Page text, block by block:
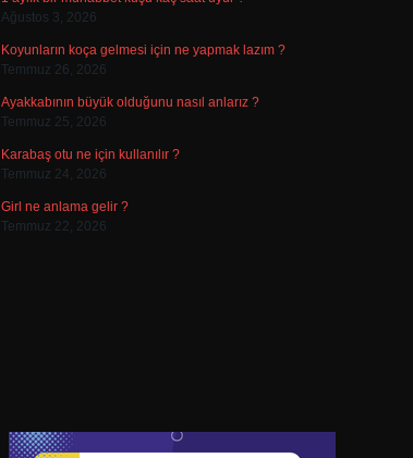
Ağustos 3, 2026
Koyunların koça gelmesi için ne yapmak lazım ?
Temmuz 26, 2026
Ayakkabının büyük olduğunu nasıl anlarız ?
Temmuz 25, 2026
Karabaş otu ne için kullanılır ?
Temmuz 24, 2026
Girl ne anlama gelir ?
Temmuz 22, 2026